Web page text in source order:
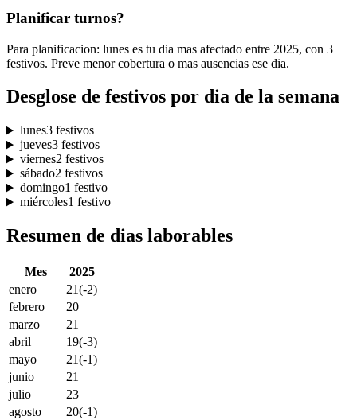
Planificar turnos?
Para planificacion: lunes es tu dia mas afectado entre 2025, con 3
festivos. Preve menor cobertura o mas ausencias ese dia.
Desglose de festivos por dia de la semana
lunes3 festivos
jueves3 festivos
viernes2 festivos
sábado2 festivos
domingo1 festivo
miércoles1 festivo
Resumen de dias laborables
Mes
2025
enero
21(-2)
febrero
20
marzo
21
abril
19(-3)
mayo
21(-1)
junio
21
julio
23
agosto
20(-1)